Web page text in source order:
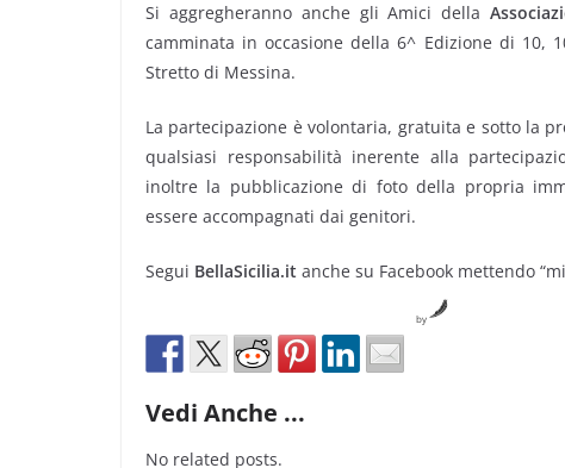
Si aggregheranno anche gli Amici della
camminata in occasione della 6^ Edizione di 10,
Stretto di Messina.
La partecipazione è volontaria, gratuita e sotto la
qualsiasi responsabilità inerente alla
inoltre la pubblicazione di foto della propria
essere accompagnati dai genitori.
Segui BellaSicilia.it anche su Facebook mettendo
by
Vedi Anche ...
No related posts.